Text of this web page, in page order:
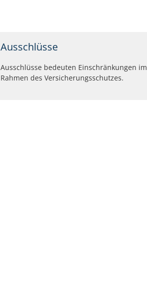
Ausschlüsse
Ausschlüsse bedeuten Einschränkungen im
Rahmen des Versicherungsschutzes.